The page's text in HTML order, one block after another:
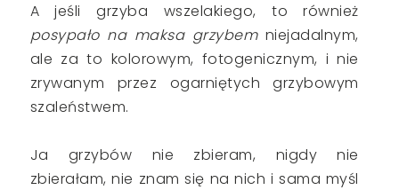
A jeśli grzyba wszelakiego, to również
posypało na maksa grzybemniejadalnym,
ale za to kolorowym, fotogenicznym, i nie
zrywanym przez ogarniętych grzybowym
szaleństwem.
Ja grzybów nie zbieram, nigdy nie
zbierałam, nie znam się na nich i sama myśl